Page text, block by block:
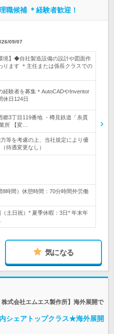
職候補 ＊経験者歓迎！
09/07
境】◆自社製造設備の設計や図面作
ります ＊主任または係長クラスでの
経験者を募集＊AutoCADやInventor
休日124日
郷3丁目119番地 ・樽見鉄道「糸貫
所 【変…
等を考慮の上、当社規定により優
待遇変更なし）
8時間）休憩時間：70分時間外労働
土日祝）* 夏季休暇：3日* 年末年
気になる
式会社エムエス製作所】海外展開で
シェアトップクラス★海外展開